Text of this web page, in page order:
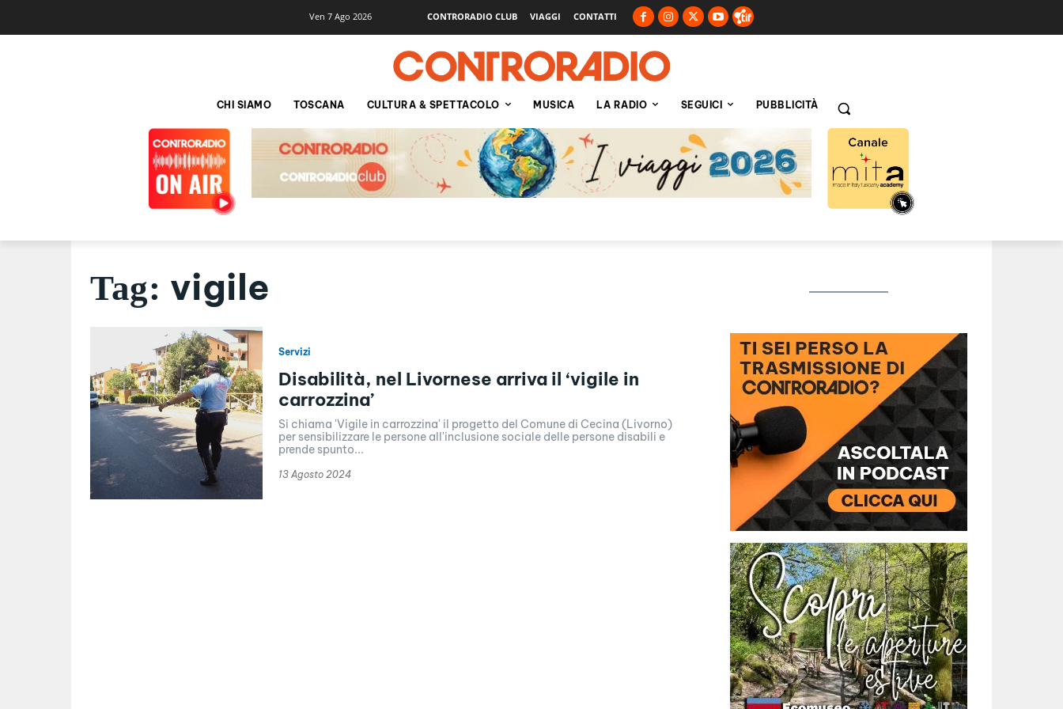
Ven 7 Ago 2026 CONTRORADIO CLUB VIAGGI CONTATTI
CHI SIAMO TOSCANA CULTURA & SPETTACOLO MUSICA LA RADIO SEGUICI PUBBLICITÀ
Tag: vigile
Servizi
Disabilità, nel Livornese arriva il ‘vigile in
carrozzina’
Si chiama 'Vigile in carrozzina' il progetto del Comune di Cecina (Livorno)
per sensibilizzare le persone all'inclusione sociale delle persone disabili e
prende spunto...
13 Agosto 2024